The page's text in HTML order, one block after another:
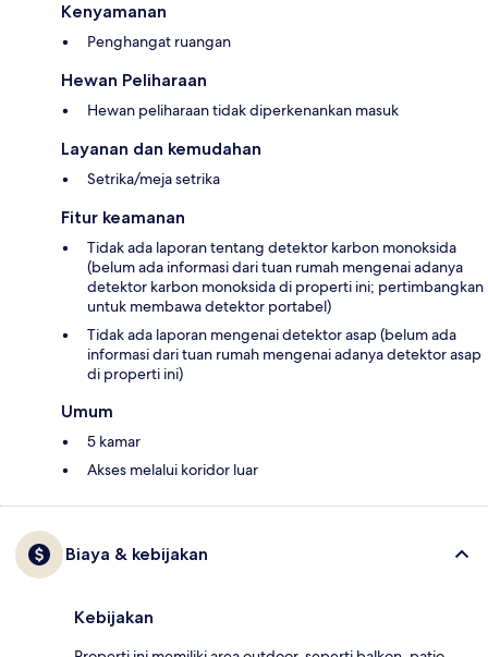
Kenyamanan
Penghangat ruangan
Hewan Peliharaan
Hewan peliharaan tidak diperkenankan masuk
Layanan dan kemudahan
Setrika/meja setrika
Fitur keamanan
Tidak ada laporan tentang detektor karbon monoksida
(belum ada informasi dari tuan rumah mengenai adanya
detektor karbon monoksida di properti ini; pertimbangkan
untuk membawa detektor portabel)
Tidak ada laporan mengenai detektor asap (belum ada
informasi dari tuan rumah mengenai adanya detektor asap
di properti ini)
Umum
5 kamar
Akses melalui koridor luar
Biaya & kebijakan
Kebijakan